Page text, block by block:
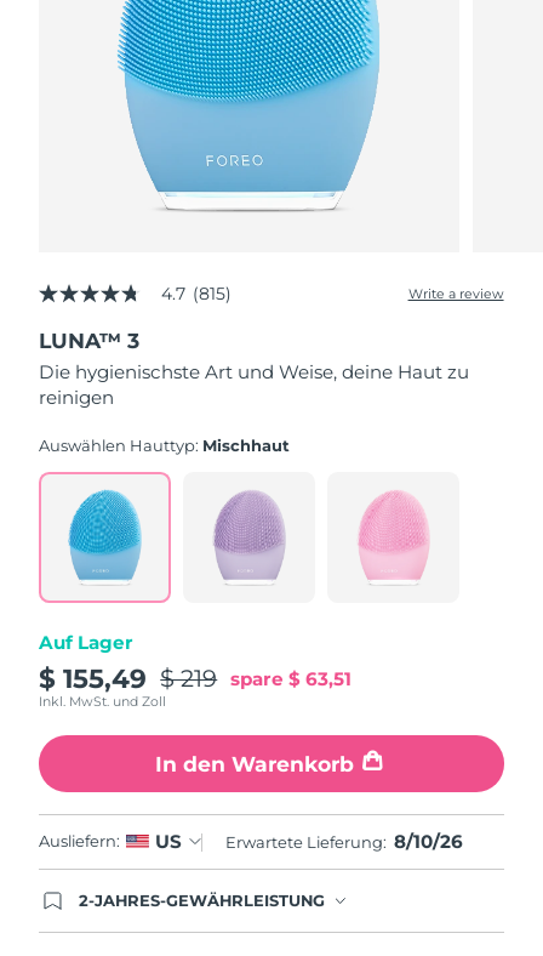
4.7
of
5
stars,
average
value.
Read
815
Reviews.
Same
page
link.
4.7 (815) Write a review
LUNA™ 3
Die hygienischste Art und Weise, deine Haut zu
reinigen
Auswählen Hauttyp: Mischhaut
Auf Lager
$ 155,49 $ 219 spare$ 63,51
Inkl. MwSt. und Zoll
In den Warenkorb
Ausliefern: US Erwartete Lieferung: 8/10/26
2-JAHRES-GEWÄHRLEISTUNG